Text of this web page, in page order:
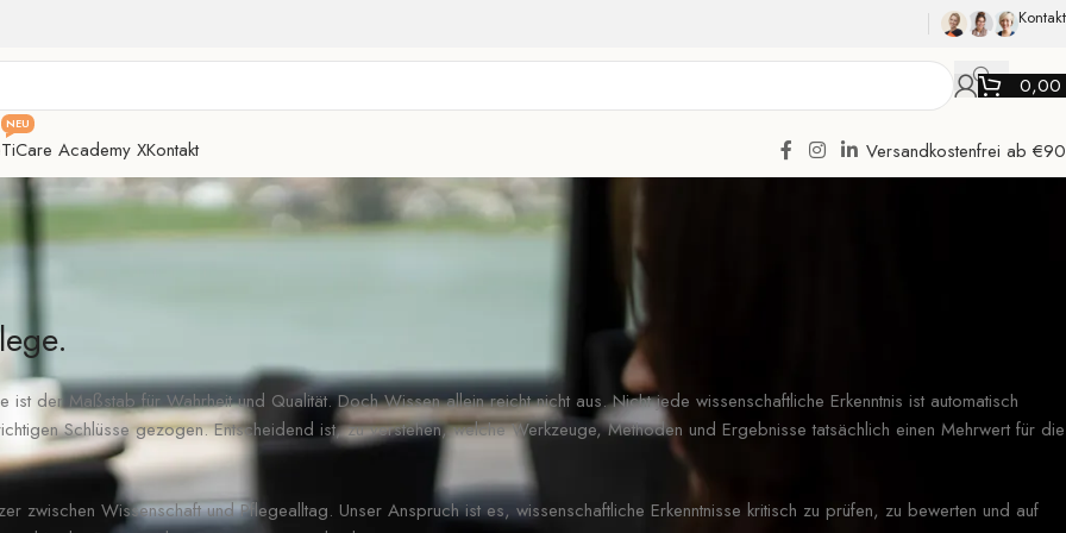
Kontakt
0,00
TiCare Academy X
NEU
Kontakt Versandkostenfrei ab
der Maßstab für Wahrheit und Qualität. Doch Wissen allein reicht nicht aus. Nicht jede wissenschaftliche Erkenntnis ist automatisch
Schlüsse gezogen. Entscheidend ist, zu verstehen, welche Werkzeuge, Methoden und Ergebnisse tatsächlich einen Mehrwert für die
zwischen Wissenschaft und Pflegealltag. Unser Anspruch ist es, wissenschaftliche Erkenntnisse kritisch zu prüfen, zu bewerten und auf